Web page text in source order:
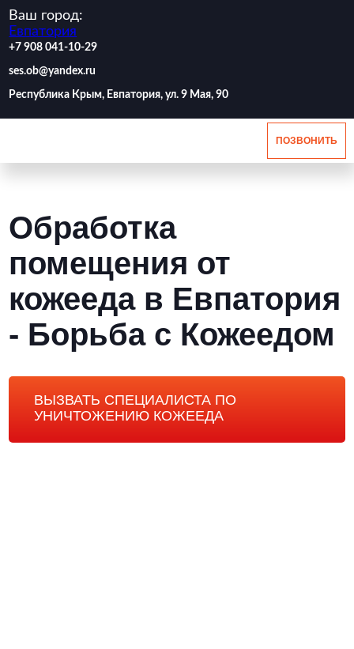
Ваш город:
Евпатория
‪+7 908 041-10-29
ses.ob@yandex.ru
Республика Крым, Евпатория, ул. 9 Мая, 90
ПОЗВОНИТЬ
Обработка
помещения от
кожееда в Евпатория
- Борьба с Кожеедом
ВЫЗВАТЬ СПЕЦИАЛИСТА ПО
УНИЧТОЖЕНИЮ КОЖЕЕДА